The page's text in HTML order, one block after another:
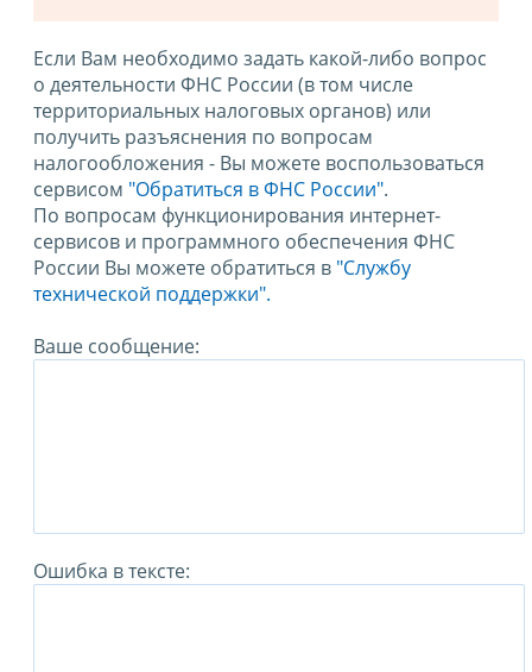
Если Вам необходимо задать какой-либо вопрос
о деятельности ФНС России (в том числе
территориальных налоговых органов) или
получить разъяснения по вопросам
налогообложения - Вы можете воспользоваться
сервисом "Обратиться в ФНС России".
По вопросам функционирования интернет-
сервисов и программного обеспечения ФНС
России Вы можете обратиться в "Службу
технической поддержки".
Ваше сообщение:
Ошибка в тексте: